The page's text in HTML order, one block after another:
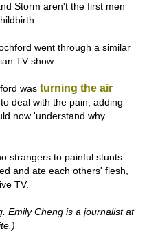
Storm aren't the first men
went through a similar
TV show.
was turning the air
deal with the pain, adding
now 'understand why
strangers to painful stunts.
and ate each others' flesh,
TV.
Emily Cheng is a journalist at